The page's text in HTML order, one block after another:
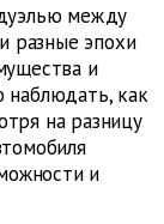
между
разные эпохи
и
наблюдать, как
на разницу
и